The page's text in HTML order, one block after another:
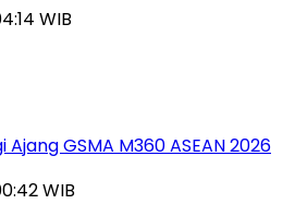
WIB
GSMA M360 ASEAN 2026
WIB